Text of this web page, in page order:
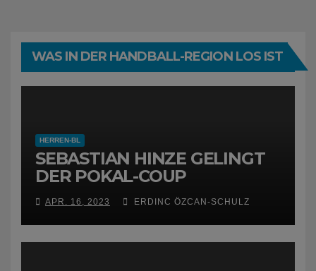
WAS IN DER HANDBALL-REGION LOS IST
HERREN-BL
SEBASTIAN HINZE GELINGT
DER POKAL-COUP
APR. 16, 2023 ERDINC ÖZCAN-SCHULZ